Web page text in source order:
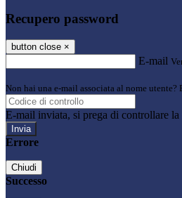
Recupero password
button close ×
E-mail
Non hai una e-mail associata al nome
E-mail inviata, si prega di controllare la
Errore
Chiudi
Successo